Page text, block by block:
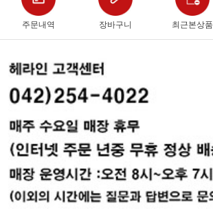
주문내역 장바구니 최근본상품